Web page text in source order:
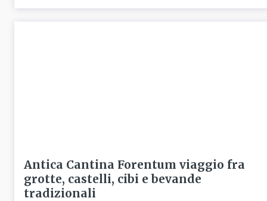
Antica Cantina Forentum viaggio fra
grotte, castelli, cibi e bevande
tradizionali